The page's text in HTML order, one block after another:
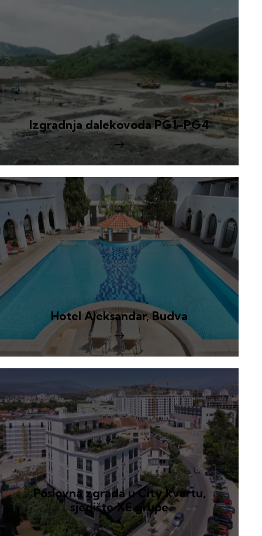
Izgradnja dalekovoda PG1–PG4
Hotel Aleksandar, Budva
Poslovna zgrada u City kvartu,
sjedište XE grupe